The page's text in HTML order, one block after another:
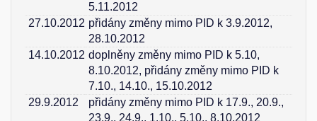
5.11.2012
27.10.2012 přidány změny mimo PID k 3.9.2012,
28.10.2012
14.10.2012 doplněny změny mimo PID k 5.10,
8.10.2012, přidány změny mimo PID k
7.10., 14.10., 15.10.2012
29.9.2012
přidány změny mimo PID k 17.9., 20.9.,
23.9., 24.9., 1.10., 5.10., 8.10.2012